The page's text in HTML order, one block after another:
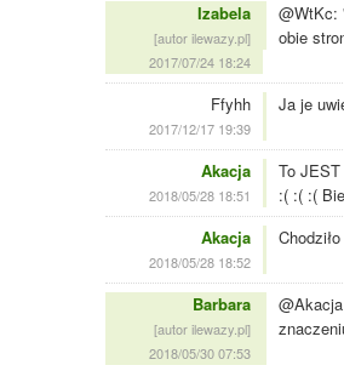
Izabela
[autor ilewazy.pl]
2017/07/24 18:24
@WtKc:
obie
Ffyhh
2017/12/17 19:39
Ja je
Akacja
2018/05/28 18:51
To
:( :( :(
Akacja
2018/05/28 18:52
Barbara
[autor ilewazy.pl]
2018/05/30 07:53